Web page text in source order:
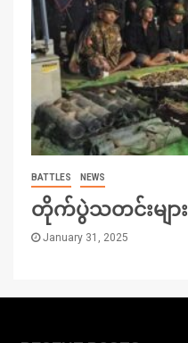
BATTLES NEWS
တိုက်ပွဲသတင်းများ
January 31, 2025